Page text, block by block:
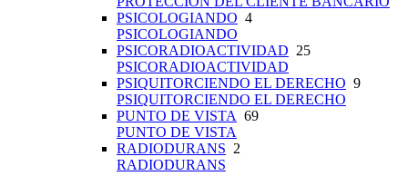
PSICOLOGIANDO 4
PSICOLOGIANDO
PSICORADIOACTIVIDAD 25
PSICORADIOACTIVIDAD
PSIQUITORCIENDO EL DERECHO 9
PSIQUITORCIENDO EL DERECHO
PUNTO DE VISTA 69
PUNTO DE VISTA
RADIODURANS 2
RADIODURANS